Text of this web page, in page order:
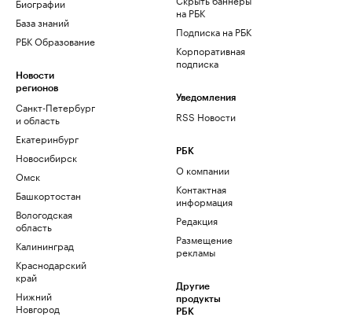
База знаний
РБК Образование
Новости
регионов
Санкт-Петербург
и область
Екатеринбург
Новосибирск
Омск
Башкортостан
Вологодская
область
Калининград
Краснодарский
край
Нижний
Новгород
на РБК
Подписка на РБК
Корпоративная
подписка
Уведомления
RSS Новости
РБК
О компании
Контактная
информация
Редакция
Размещение
рекламы
Другие
продукты
РБК